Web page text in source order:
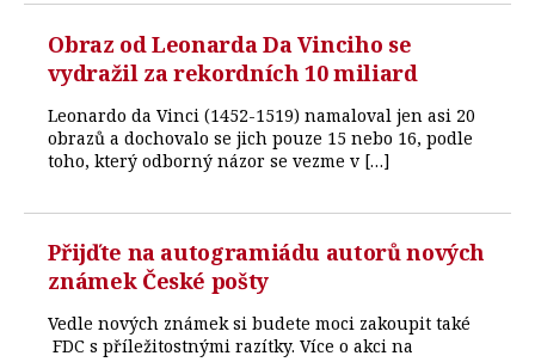
Obraz od Leonarda Da Vinciho se
vydražil za rekordních 10 miliard
Leonardo da Vinci (1452-1519) namaloval jen asi 20
obrazů a dochovalo se jich pouze 15 nebo 16, podle
toho, který odborný názor se vezme v […]
Přijďte na autogramiádu autorů nových
známek České pošty
Vedle nových známek si budete moci zakoupit také
FDC s příležitostnými razítky. Více o akci na